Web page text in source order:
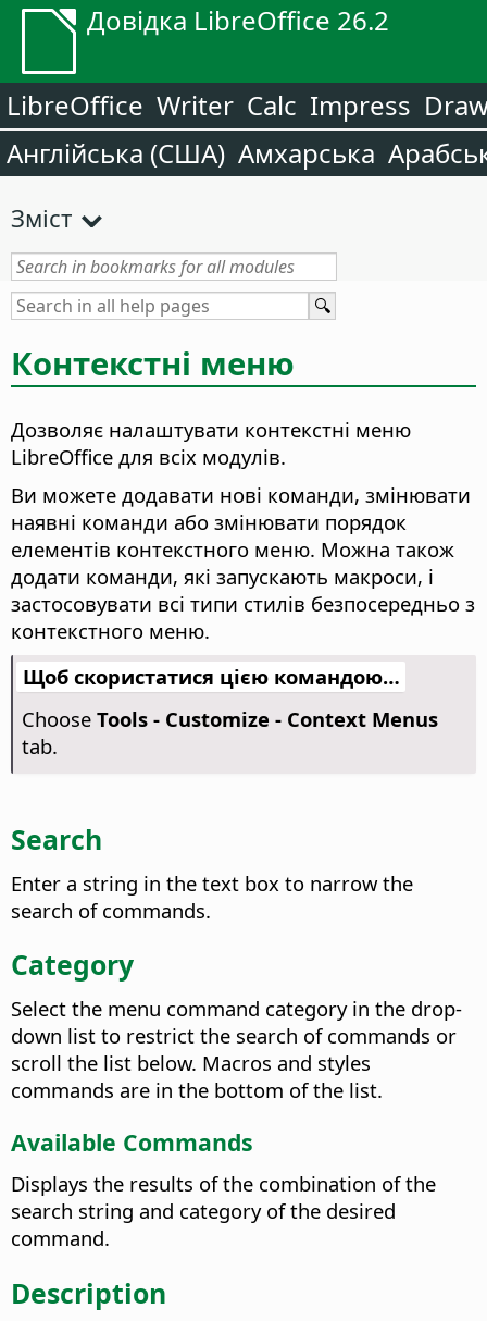
Довідка LibreOffice 26.2
LibreOffice Writer Calc Impress
Англійська (США) Амхарська
Зміст
Контекстні меню
Дозволяє налаштувати контекстні меню
LibreOffice для всіх модулів.
Ви можете додавати нові команди, змінювати
наявні команди або змінювати порядок
елементів контекстного меню. Можна також
додати команди, які запускають макроси, і
застосовувати всі типи стилів безпосередньо з
контекстного меню.
Щоб скористатися цією командою…
Choose Tools - Customize - Context Menus
tab.
Search
Enter a string in the text box to narrow the
search of commands.
Category
Select the menu command category in the drop-
down list to restrict the search of commands or
scroll the list below. Macros and styles
commands are in the bottom of the list.
Available Commands
Displays the results of the combination of the
search string and category of the desired
command.
Description